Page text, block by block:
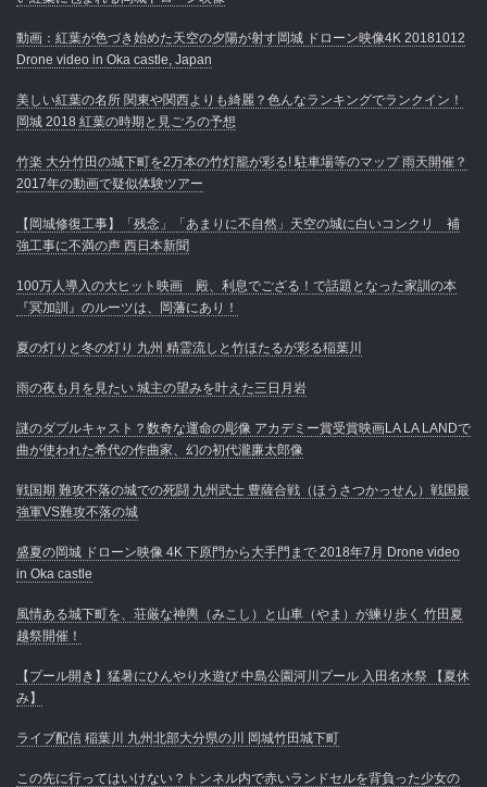
動画：紅葉が色づき始めた天空の夕陽が射す岡城 ドローン映像4K 20181012
Drone video in Oka castle, Japan
美しい紅葉の名所 関東や関西よりも綺麗？色んなランキングでランクイン！
岡城 2018 紅葉の時期と見ごろの予想
竹楽 大分竹田の城下町を2万本の竹灯籠が彩る! 駐車場等のマップ 雨天開催？
2017年の動画で疑似体験ツアー
【岡城修復工事】「残念」「あまりに不自然」天空の城に白いコンクリ 補
強工事に不満の声 西日本新聞
100万人導入の大ヒット映画 殿、利息でござる！で話題となった家訓の本
『冥加訓』のルーツは、岡藩にあり！
夏の灯りと冬の灯り 九州 精霊流しと竹ほたるが彩る稲葉川
雨の夜も月を見たい 城主の望みを叶えた三日月岩
謎のダブルキャスト？数奇な運命の彫像 アカデミー賞受賞映画LA LA LANDで
曲が使われた希代の作曲家、幻の初代瀧廉太郎像
戦国期 難攻不落の城での死闘 九州武士 豊薩合戦（ほうさつかっせん）戦国最
強軍VS難攻不落の城
盛夏の岡城 ドローン映像 4K 下原門から大手門まで 2018年7月 Drone video
in Oka castle
風情ある城下町を、荘厳な神輿（みこし）と山車（やま）が練り歩く 竹田夏
越祭開催！
【プール開き】猛暑にひんやり水遊び 中島公園河川プール 入田名水祭 【夏休
み】
ライブ配信 稲葉川 九州北部大分県の川 岡城竹田城下町
この先に行ってはいけない？トンネル内で赤いランドセルを背負った少女の